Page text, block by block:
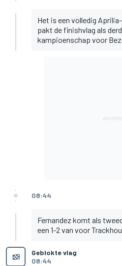
Het is een volledig
pakt de finishvlag als
kampioenschap voor
08:44
Fernandez komt als
een 1-2 van voor
Geblokte vlag
08:44